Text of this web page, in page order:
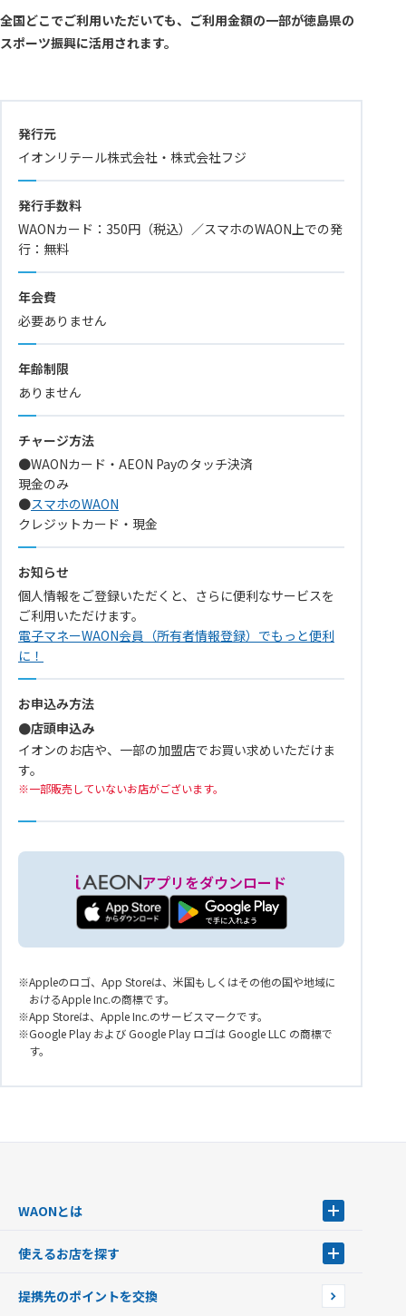
全国どこでご利用いただいても、ご利用金額の一部が徳島県の
スポーツ振興に活用されます。
発行元
イオンリテール株式会社・株式会社フジ
発行手数料
WAONカード：350円（税込）／スマホのWAON上での発
行：無料
年会費
必要ありません
年齢制限
ありません
チャージ方法
●WAONカード・AEON Payのタッチ決済
現金のみ
●スマホのWAON
クレジットカード・現金
お知らせ
個人情報をご登録いただくと、さらに便利なサービスを
ご利用いただけます。
電子マネーWAON会員（所有者情報登録）でもっと便利
に！
お申込み方法
●店頭申込み
イオンのお店や、一部の加盟店でお買い求めいただけま
す。
一部販売していないお店がございます。
アプリをダウンロード
Appleのロゴ、App Storeは、米国もしくはその他の国や地域に
おけるApple Inc.の商標です。
App Storeは、Apple Inc.のサービスマークです。
Google Play および Google Play ロゴは Google LLC の商標で
す。
WAONとは
WAONを申込む
インターネット上でのお買い物について（ネット決済）
使えるお店を探す
店舗検索
提携先のポイントを交換